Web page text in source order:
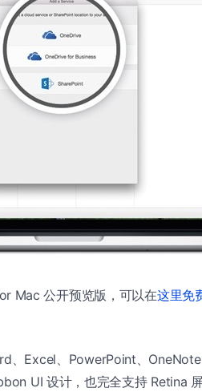
Mac 公开预览版，可以在这里免
、Excel、PowerPoint、
UI 设计，也完全支持 Retina 屏